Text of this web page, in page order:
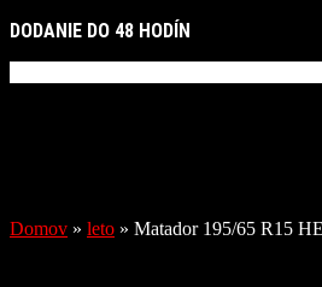
DODANIE DO 48 HODÍN
Domov » leto » Matador 195/65 R15